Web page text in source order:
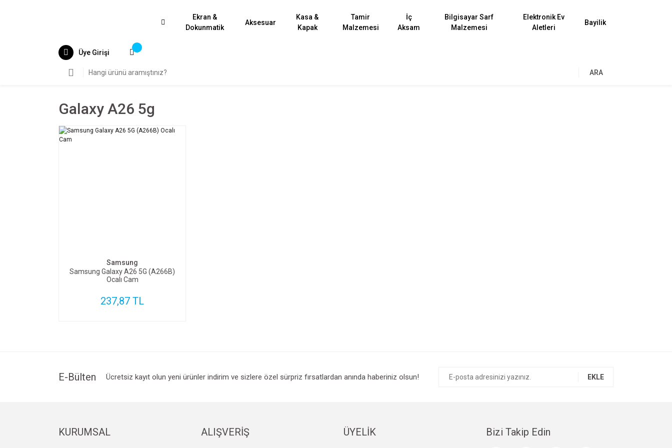
Ekran &
Dokunmatik
Aksesuar
Kasa &
Kapak
Tamir
Malzemesi
İç
Aksam
Bilgisayar Sarf
Malzemesi
Elektronik Ev
Aletleri
Bayilik
Üye Girişi
ARA
Galaxy A26 5g
Samsung
Samsung Galaxy A26 5G (A266B)
Ocalı Cam
237,87 TL
E-Bülten Ücretsiz kayıt olun yeni ürünler indirim ve sizlere özel sürpriz fırsatlardan anında haberiniz olsun! EKLE
KURUMSAL ALIŞVERİŞ ÜYELİK Bizi Takip Edin